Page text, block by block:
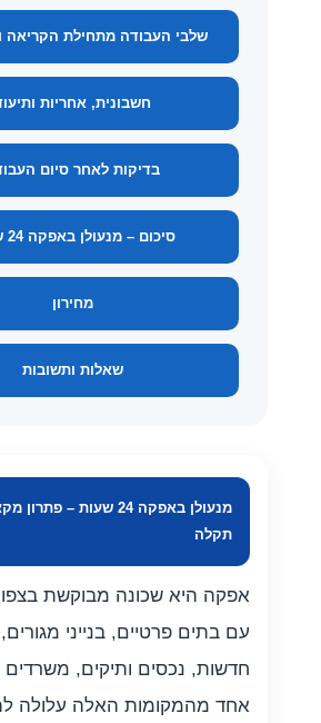
שלבי העבודה מתחילת הקריאה
חשבונית, אחריות
בדיקות לאחר סיום
סיכום – מנעולן באפקה 24 שעות
מחירון
שאלות ותשובות
מנעולן באפקה 24 שעות –
תקלה
אפקה היא שכונה מבוקשת
עם בתים פרטיים, בנייני
חדשות, נכסים ותיקים,
אחד מהמקומות האלה עלולה